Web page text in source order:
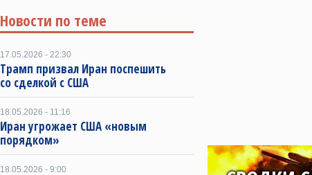
Новости по теме
17.05.2026 - 22:30
Трамп призвал Иран поспешить
со сделкой с США
18.05.2026 - 11:16
Иран угрожает США «новым
порядком»
18.05.2026 - 9:00